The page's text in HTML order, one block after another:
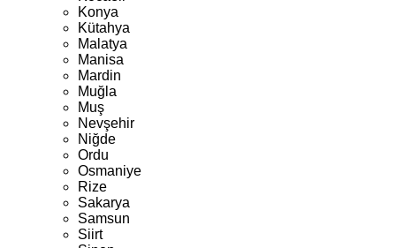
Konya
Kütahya
Malatya
Manisa
Mardin
Muğla
Muş
Nevşehir
Niğde
Ordu
Osmaniye
Rize
Sakarya
Samsun
Siirt